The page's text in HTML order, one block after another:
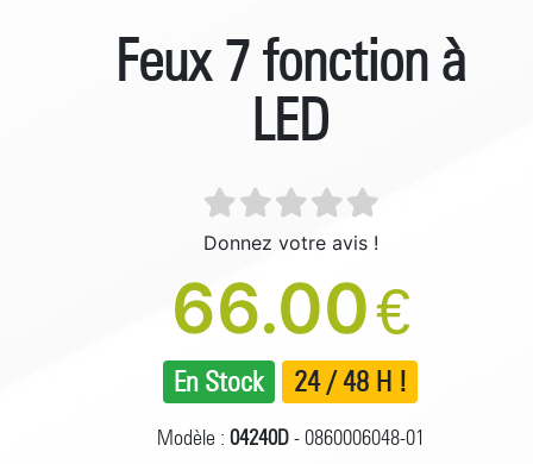
Feux 7 fonction à
LED
Donnez votre avis !
66.00€
En Stock 24 / 48 H !
Modèle : 04240D- 0860006048-01